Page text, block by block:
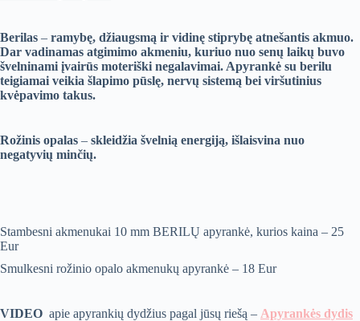
Berilas – ramybę, džiaugsmą ir vidinę stiprybę atnešantis akmuo.
Dar vadinamas atgimimo akmeniu, kuriuo nuo senų laikų buvo
švelninami įvairūs moteriški negalavimai. Apyrankė su berilu
teigiamai veikia šlapimo pūslę, nervų sistemą bei viršutinius
kvėpavimo takus.
Rožinis opalas – skleidžia švelnią energiją, išlaisvina nuo
negatyvių minčių.
Stambesni akmenukai 10 mm BERILŲ apyrankė, kurios kaina – 25
Eur
Smulkesni rožinio opalo akmenukų apyrankė – 18 Eur
VIDEO apie apyrankių dydžius pagal jūsų riešą – Apyrankės dydis